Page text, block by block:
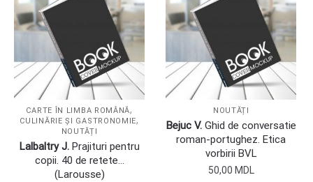
CARTE ÎN LIMBA ROMÂNĂ,
CULINĂRIE ŞI GASTRONOMIE,
NOUTĂȚI
Lalbaltry J.Prajituri pentru
copii. 40 de retete…
(Larousse)
NOUTĂȚI
Bejuc V.Ghid de conversatie
roman-portughez. Etica
vorbirii BVL
50,00 MDL